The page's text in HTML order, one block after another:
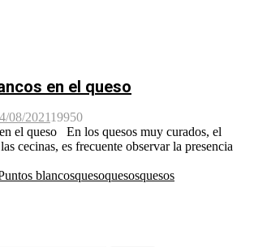
en el queso
08/202119950
el queso En los quesos muy curados, el
cecinas, es frecuente observar la presencia
blancosquesoquesosquesos